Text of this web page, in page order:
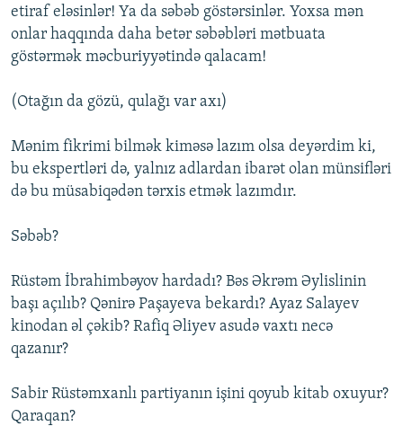
etiraf eləsinlər! Ya da səbəb göstərsinlər. Yoxsa mən
onlar haqqında daha betər səbəbləri mətbuata
göstərmək məcburiyyətində qalacam!
(Otağın da gözü, qulağı var axı)
Mənim fikrimi bilmək kiməsə lazım olsa deyərdim ki,
bu ekspertləri də, yalnız adlardan ibarət olan münsifləri
də bu müsabiqədən tərxis etmək lazımdır.
Səbəb?
Rüstəm İbrahimbəyov hardadı? Bəs Əkrəm Əylislinin
başı açılıb? Qənirə Paşayeva bekardı? Ayaz Salayev
kinodan əl çəkib? Rafiq Əliyev asudə vaxtı necə
qazanır?
Sabir Rüstəmxanlı partiyanın işini qoyub kitab oxuyur?
Qaraqan?